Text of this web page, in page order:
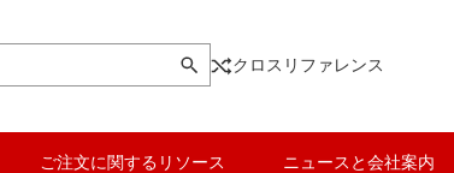
クロスリファレンス
ご注文に関するリソース ニュースと会社案内